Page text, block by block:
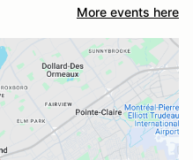
More events here